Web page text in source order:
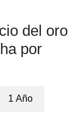
del oro
por
1 Año